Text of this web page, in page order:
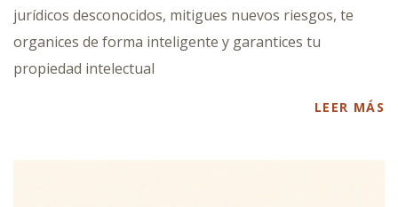
jurídicos desconocidos, mitigues nuevos riesgos, te
organices de forma inteligente y garantices tu
propiedad intelectual
LEER MÁS